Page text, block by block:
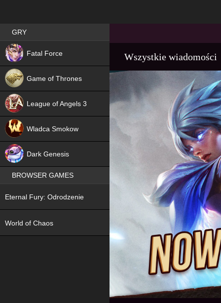
Wszystkie wiadomości
Best RPG games in Poland
GRY
Fatal Force
NEW
Game of Thrones
League of Angels 3
Wladca Smokow
Dark Genesis
BROWSER GAMES
Eternal Fury: Odrodzenie
World of Chaos